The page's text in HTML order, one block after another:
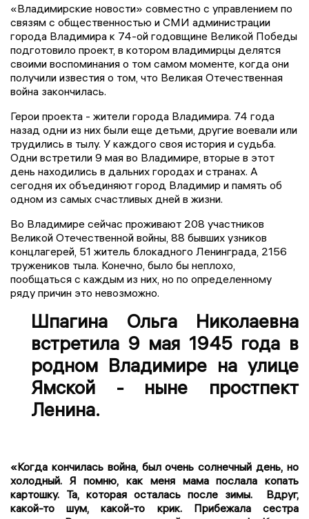
«Владимирские новости» совместно с управлением по
связям с общественностью и СМИ администрации
города Владимира к 74-ой годовщине Великой Победы
подготовило проект, в котором владимирцы делятся
своими воспоминания о том самом моменте, когда они
получили известия о том, что Великая Отечественная
война закончилась.
Герои проекта - жители города Владимира. 74 года
назад одни из них были еще детьми, другие воевали или
трудились в тылу. У каждого своя история и судьба.
Одни встретили 9 мая во Владимире, вторые в этот
день находились в дальних городах и странах. А
сегодня их объединяют город Владимир и память об
одном из самых счастливых дней в жизни.
Во Владимире сейчас проживают 208 участников
Великой Отечественной войны, 88 бывших узников
концлагерей, 51 житель блокадного Ленинграда, 2156
тружеников тыла. Конечно, было бы неплохо,
пообщаться с каждым из них, но по определенному
ряду причин это невозможно.
Шпагина Ольга Николаевна
встретила 9 мая 1945 года в
родном Владимире на улице
Ямской - ныне простпект
Ленина.
«Когда кончилась война, был очень солнечный день, но
холодный. Я помню, как меня мама послала копать
картошку. Та, которая осталась после зимы. Вдруг,
какой-то шум, какой-то крик. Прибежала сестра